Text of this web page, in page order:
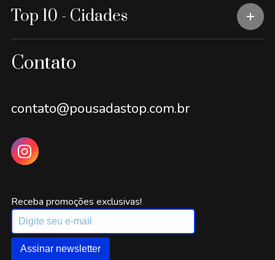
Top 10 - Cidades
Contato
contato@pousadastop.com.br
Receba promoções exclusivas!
Assinar newsletter